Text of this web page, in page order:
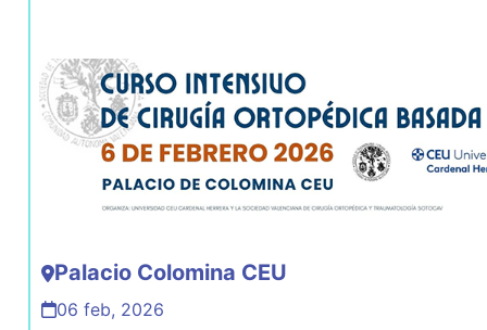
Palacio Colomina CEU
06 feb, 2026